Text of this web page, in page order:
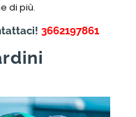
di più.
3662197861